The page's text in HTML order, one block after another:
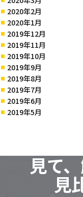
2020年2月
2020年1月
2019年12月
2019年11月
2019年10月
2019年9月
2019年8月
2019年7月
2019年6月
2019年5月
見て
見